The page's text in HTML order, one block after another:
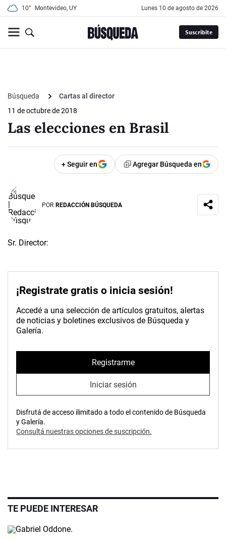
10° Montevideo, UY lunes 10 de agosto de 2026
Suscribite
Búsqueda
Cartas al director
11 de octubre de 2018
Las elecciones en Brasil
+ Seguir en Agregar Búsqueda en
POR REDACCIÓN BÚSQUEDA
Sr. Director:
¡Registrate gratis o inicia sesión!
Accedé a una selección de artículos gratuitos, alertas
de noticias y boletines exclusivos de Búsqueda y
Galería.
Registrarme
Iniciar sesión
Disfrutá de acceso ilimitado a todo el contenido de Búsqueda
y Galería.
Consultá nuestras opciones de suscripción.
TE PUEDE INTERESAR